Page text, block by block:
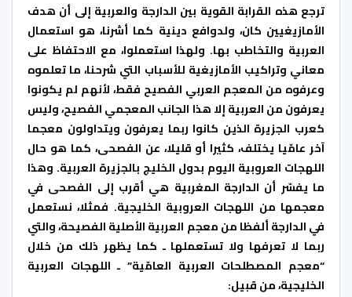
ترجع هذه القرابة القوية بين الدارجة والعربية إلى أن هدف
الأمازيغيين كان، ولدوافع دينية كما أشرنا، هو استعمال
العربية والتخاطب بها. ولهذا استعملوا، مع الاحتفاظ على
معاني وتراكيب الأمازيغية للأسباب التي شرحنا، ما تعلموه
وعرفوه من المعجم العربي الفصيح فقط، لأنهم لم يكونوا
يعرفون من العربية إلا هذا الجانب المعجمي الفصيح، وليس
كعرب الجزيرة الذين كانوا ربما يعرفون ويتداولون معجما
آخر عامّيا يختلف، كثيرا أو قليلا، عن الفصحى، كما هو حال
اللهجات العروبية اليوم بدول الخليج بالجزيرة العربية. وهذا
ما يفسّر أن الدارجة المغربية هي أقرب إلى الفصحى في
معجمها من اللهجات العروبية الخليجية. فمثلا، نستعمل
في الدارجة ألفظا من معجم العربية الأصلية الفصيحة، والتي
ربما لا تعرفها ولا تستعملها ـ كما يظهر ذلك من خلال
“معجم المصطلحات العربية العامّية” ـ اللهجات العربية
الخليجية، من قبيل: